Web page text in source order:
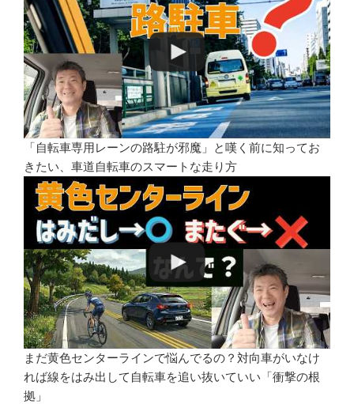
「自転車専用レーンの路駐が邪魔」と嘆く前に知ってお
きたい、車道自転車のスマートな走り方
まだ黄色センターラインで悩んでるの？対向車がいなけ
れば線をはみ出して自転車を追い抜いていい「衝撃の根
拠」